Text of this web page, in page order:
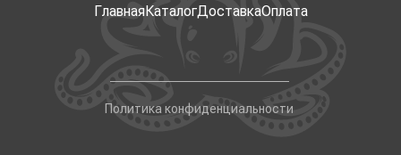
ГлавнаяКаталогДоставкаОплата
Политика конфиденциальности